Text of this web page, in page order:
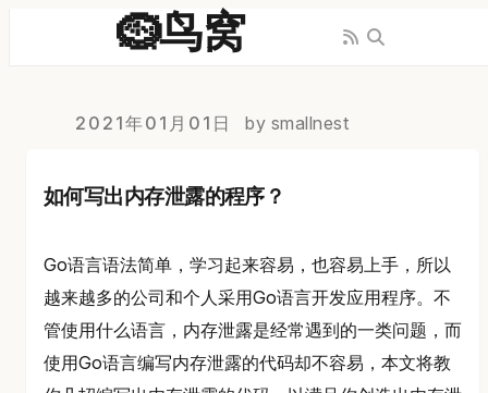
🪹鸟窝
2021年01月01日 by smallnest
如何写出内存泄露的程序？
Go语言语法简单，学习起来容易，也容易上手，所以
越来越多的公司和个人采用Go语言开发应用程序。不
管使用什么语言，内存泄露是经常遇到的一类问题，而
使用Go语言编写内存泄露的代码却不容易，本文将教